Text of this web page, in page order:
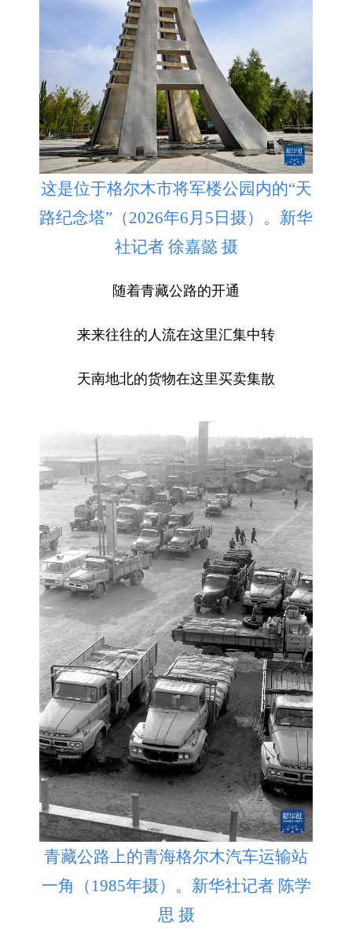
这是位于格尔木市将军楼公园内的“天
路纪念塔”（2026年6月5日摄）。新华
社记者 徐嘉懿 摄
随着青藏公路的开通
来来往往的人流在这里汇集中转
天南地北的货物在这里买卖集散
青藏公路上的青海格尔木汽车运输站
一角（1985年摄）。新华社记者 陈学
思 摄